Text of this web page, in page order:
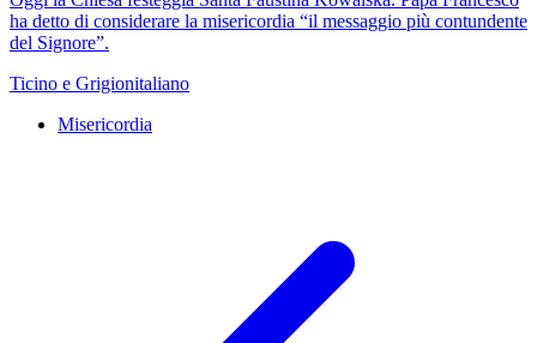
ha detto di considerare la misericordia “il messaggio più contundente
del Signore”.
Ticino e Grigionitaliano
Misericordia